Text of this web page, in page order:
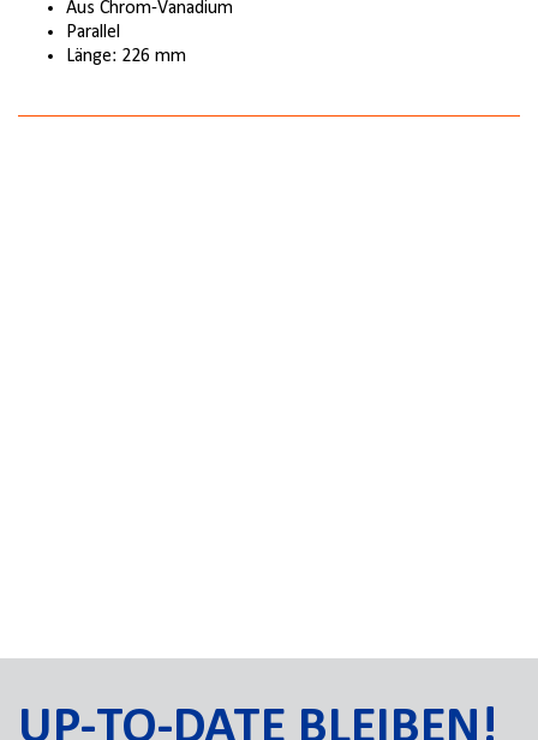
Aus Chrom-Vanadium
Parallel
Länge: 226 mm
UP-TO-DATE BLEIBEN!